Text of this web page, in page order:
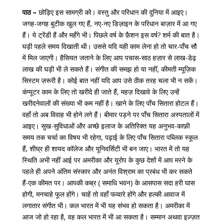
पाठ – छोड़िए इस सामग्री को। वस्तु और परिधान की दुनिया में आइए।
जगह-जगह बुटीक खुल गए हैं, नए-नए डिज़ाइन के परिधान बाज़ार में आ गए
हैं। ये ट्रेंडी हैं और महँगे भी। पिछले वर्ष के फ़ैशन इस वर्ष? शर्म की बात है।
घड़ी पहले समय दिखाती थी। उससे यदि यही काम लेना हो तो चार-पाँच सौ
में मिल जाएगी। हैसियत जताने के लिए आप पचास-साठ हज़ार से लाख-डेढ़
लाख की घड़ी भी ले सकते हैं। संगीत की समझ हो या नहीं, कीमती म्यूज़िक
सिस्टम ज़रूरी है। कोई बात नहीं यदि आप उसे ठीक तरह चला भी न सकें।
कंप्यूटर काम के लिए तो खरीदे ही जाते हैं, महज़ दिखावे के लिए उन्हें
खरीदनेवालों की संख्या भी कम नहीं है। खाने के लिए पाँच सितारा होटल हैं।
वहाँ तो अब विवाह भी होने लगे हैं। बीमार पड़ने पर पाँच सितारा अस्पतालों में
आइए। सुख-सुविधाओं और अच्छे इलाज के अतिरिक्त यह अनुभव-काफ़ी
समय तक चर्चा का विषय भी रहेगा, पढ़ाई के लिए पाँच सितारा पब्लिक स्कूल
हैं, शीघ्र ही शायद कॉलेज और यूनिवर्सिटी भी बन जाए। भारत में तो यह
स्थिति अभी नहीं आई पर अमरीका और यूरोप के कुछ देशों में आप मरने के
पहले ही अपने अंतिम संस्कार और अनंत विश्राम का प्रबंध भी कर सकते
हैं-एक कीमत पर। आपकी कब्र ( समाधि भवन) के आसपास सदा हरी घास
होगी, मनचाहे फूल होंगे। चाहें तो वहाँ फव्वारे होंगे और हल्की आवाज में
लगातार संगीत भी। कल भारत में भी यह संभव हो सकता है। अमरीका में
आज जो हो रहा है, वह कल भारत में भी आ सकता है। सम्मान अथवा इज़्ज़त